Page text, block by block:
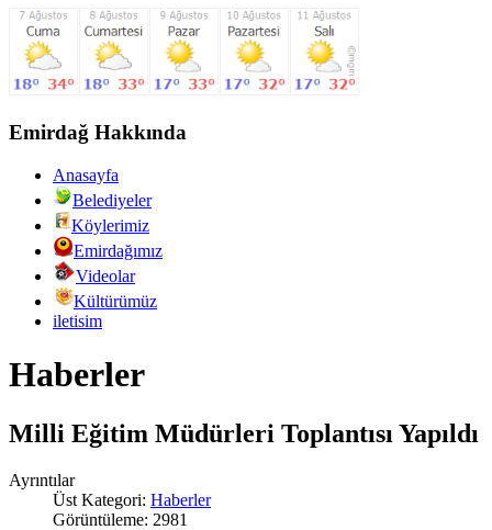
Emirdağ Hakkında
Anasayfa
Belediyeler
Köylerimiz
Emirdağımız
Videolar
Kültürümüz
iletisim
Haberler
Milli Eğitim Müdürleri Toplantısı Yapıldı
Ayrıntılar
Üst Kategori: Haberler
Görüntüleme: 2981